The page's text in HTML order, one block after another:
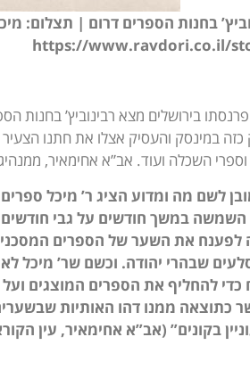
בחנות הספרים דרום | תצלום:
https://www.ravdori.co.il/
בירושלים מצא רבינוביץ’ בחנות
במינסק והעסיק אצלו את חתנו הצעיר
השכלה ועוד. אב”א אחימאיר,
לשם מה ומדוע הציג ר’ מיכל
השמשה במשך חודשים על גבי
לפענח את השער של הספרים
שבהרי יהודה. וכשם שר’ מיכל
כדי להחליף את הספרים המוצגים
כתוצאה ממנו דהו האותיות
בקונים” (